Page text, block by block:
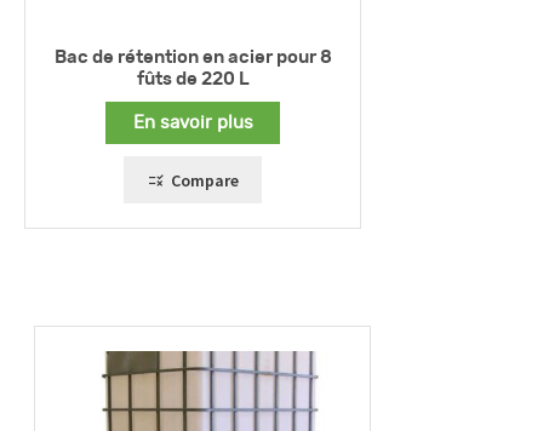
Bac de rétention en acier pour 8
fûts de 220 L
En savoir plus
Compare